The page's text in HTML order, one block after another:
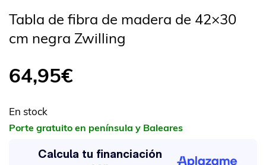
Tabla de fibra de madera de 42×30
cm negra Zwilling
64,95€
En stock
Porte gratuito en península y Baleares